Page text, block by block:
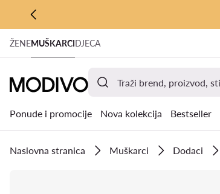
PRIJEĐI NA GLAVNI SADRŽAJ
PRIJEĐI NA PRETRAŽIVANJE
ŽENEMUŠKARCIDJECA
Ponude i promocije Nova kolekcija Bestseller
Naslovna stranica Muškarci Dodaci